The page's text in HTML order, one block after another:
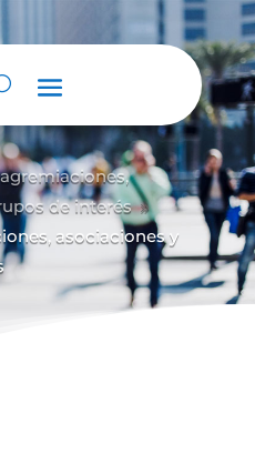
de interés 9
asociaciones y